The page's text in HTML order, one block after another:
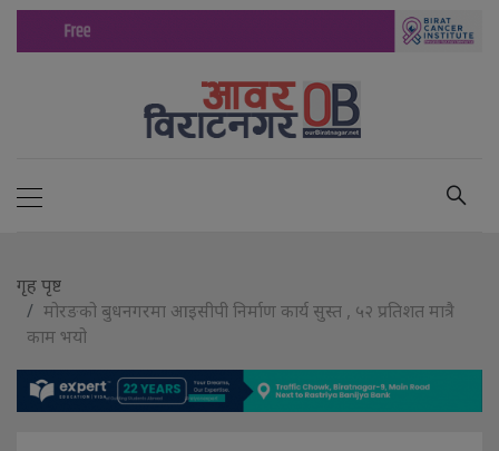
गृह पृष्ट
मोरङको बुधनगरमा आइसीपी निर्माण कार्य सुस्त , ५२ प्रतिशत मात्रै
काम भयो